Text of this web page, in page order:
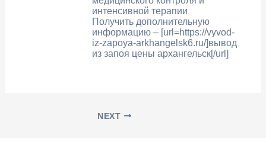
интенсивной терапии
Получить дополнительную
информацию – [url=https://vyvod-
iz-zapoya-arkhangelsk6.ru/]вывод
из запоя цены архангельск[/url]
NEXT